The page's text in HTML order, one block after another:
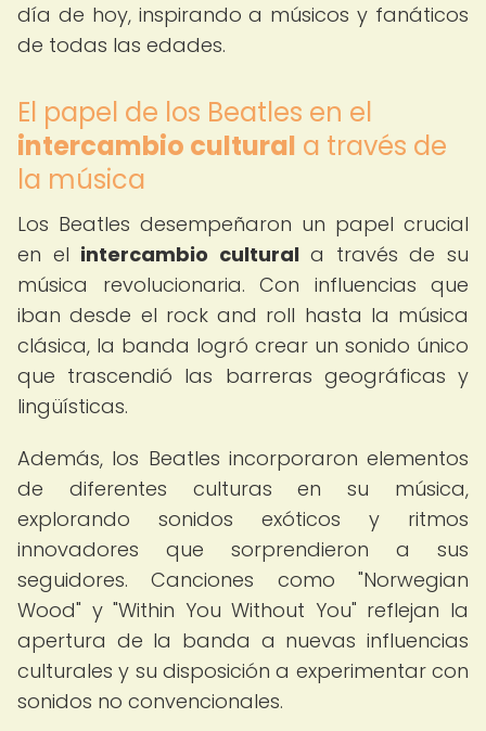
día de hoy, inspirando a músicos y fanáticos
de todas las edades.
El papel de los Beatles en el
intercambio cultural a través de
la música
Los Beatles desempeñaron un papel crucial
en el intercambio culturala través de su
música revolucionaria. Con influencias que
iban desde el rock and roll hasta la música
clásica, la banda logró crear un sonido único
que trascendió las barreras geográficas y
lingüísticas.
Además, los Beatles incorporaron elementos
de diferentes culturas en su música,
explorando sonidos exóticos y ritmos
innovadores que sorprendieron a sus
seguidores. Canciones como "Norwegian
Wood" y "Within You Without You" reflejan la
apertura de la banda a nuevas influencias
culturales y su disposición a experimentar con
sonidos no convencionales.